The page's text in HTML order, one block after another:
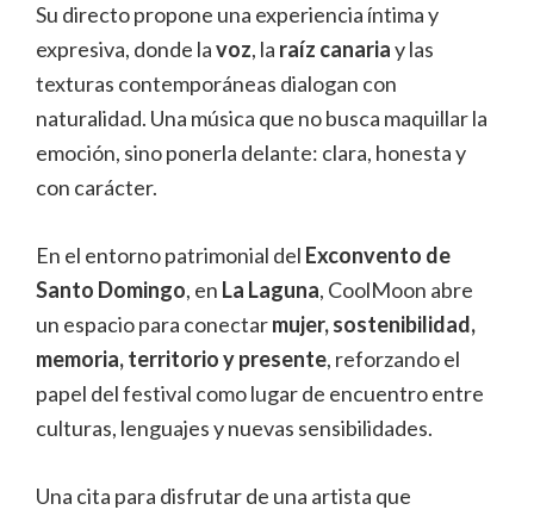
Su directo propone una experiencia íntima y
expresiva, donde lavoz, la raíz canariay las
texturas contemporáneas dialogan con
naturalidad. Una música que no busca maquillar la
emoción, sino ponerla delante: clara, honesta y
con carácter.
En el entorno patrimonial del Exconvento de
Santo Domingo, en La Laguna, CoolMoon abre
un espacio para conectarmujer, sostenibilidad,
memoria, territorio y presente, reforzando el
papel del festival como lugar de encuentro entre
culturas, lenguajes y nuevas sensibilidades.
Una cita para disfrutar de una artista que